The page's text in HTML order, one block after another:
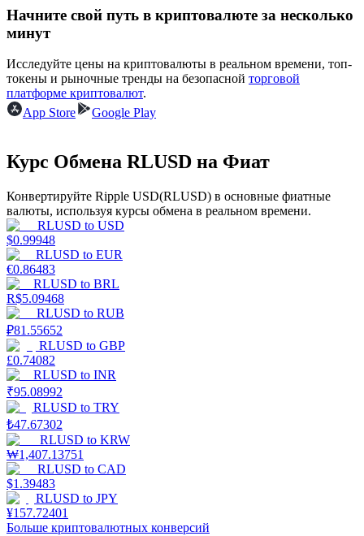
Bitrue
AI
Bitrue Партнеры
Партнеры Bitrue
До 65% комиссии!
Реферал
Начните свой путь в криптовалюте за несколько
минут
Исследуйте цены на криптовалюты в реальном времени, топ-
токены и рыночные тренды на безопасной торговой
платформе криптовалют.
App Store
Google Play
Курс Обмена RLUSD на Фиат
Конвертируйте Ripple USD(RLUSD) в основные фиатные
валюты, используя курсы обмена в реальном времени.
RLUSD to USD
$0.99948
RLUSD to EUR
€0.86483
RLUSD to BRL
R$5.09468
RLUSD to RUB
₽81.55652
RLUSD to GBP
£0.74082
RLUSD to INR
₹95.08992
RLUSD to TRY
₺47.67302
RLUSD to KRW
₩1,407.13751
RLUSD to CAD
$1.39483
RLUSD to JPY
¥157.72401
Больше криптовалютных конверсий